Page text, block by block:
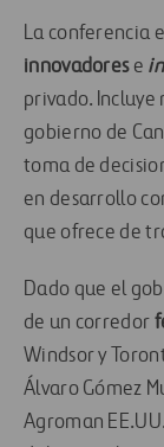
La conferencia
innovadorese
privado. Incluye
gobierno de
toma de
en desarrollo
que ofrece de
Dado que el
de un corredor
Windsor y
Álvaro Gómez
Agroman